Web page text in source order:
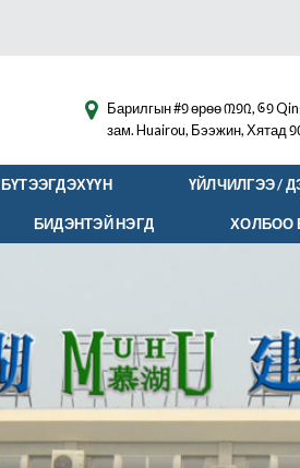
Барилгын #᠑ өрөө ᠓᠑᠒, ᠖᠑
зам. Huairou, Бээжин, Хятад
БҮТЭЭГДЭХҮҮН ҮЙЛЧИЛГЭЭ /
БИДЭНТЭЙ НЭГД ХОЛБОО